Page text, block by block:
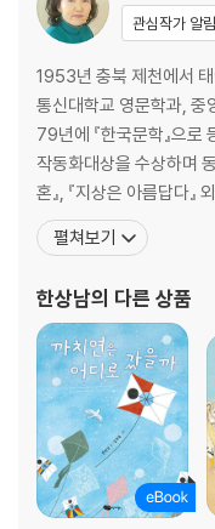
관심작가 알
1953년 충북 제천에서
통신대학교 영문학과, 중
79년에 『한국문학』으
작동화대상을 수상하며
혼』, 『지상은 아름답다』
『단추와 단춧구멍』, 『나
리 문화유산 이야기』, 『
라의 앨리스』 『오즈의 마법
펼쳐보기
한상남의 다른 상품